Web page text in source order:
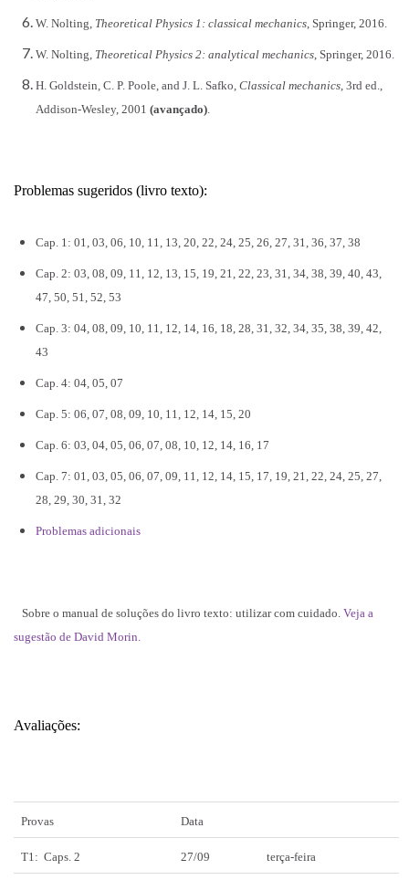
W. Nolting, Theoretical Physics 1: classical mechanics, Springer, 2016.
W. Nolting, Theoretical Physics 2: analytical mechanics, Springer, 2016.
H. Goldstein, C. P. Poole, and J. L. Safko, Classical mechanics, 3rd ed.,
Addison-Wesley, 2001 (avançado).
Problemas sugeridos (livro texto):
Cap. 1: 01, 03, 06, 10, 11, 13, 20, 22, 24, 25, 26, 27, 31, 36, 37, 38
Cap. 2: 03, 08, 09, 11, 12, 13, 15, 19, 21, 22, 23, 31, 34, 38, 39, 40, 43,
47, 50, 51, 52, 53
Cap. 3: 04, 08, 09, 10, 11, 12, 14, 16, 18, 28, 31, 32, 34, 35, 38, 39, 42,
43
Cap. 4: 04, 05, 07
Cap. 5: 06, 07, 08, 09, 10, 11, 12, 14, 15, 20
Cap. 6: 03, 04, 05, 06, 07, 08, 10, 12, 14, 16, 17
Cap. 7: 01, 03, 05, 06, 07, 09, 11, 12, 14, 15, 17, 19, 21, 22, 24, 25, 27,
28, 29, 30, 31, 32
Problemas adicionais
Sobre o manual de soluções do livro texto: utilizar com cuidado. Veja a
sugestão de David Morin.
Avaliações:
Provas Data
T1: Caps. 2 27/09 terça-feira